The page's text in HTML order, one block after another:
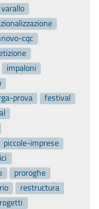
varallo
cqc
impaloni
prova
festival
piccole-imprese
proroghe
restructura